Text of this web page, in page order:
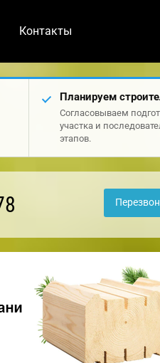
Контакты
Планируем
Согласовываем
участка и
этапов.